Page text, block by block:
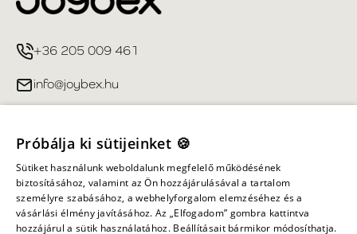
+36 205 009 461
info@joybex.hu
Fiókom
Információ
Próbálja ki sütijeinket 🍪
Sütiket használunk weboldalunk megfelelő működésének
biztosításához, valamint az Ön hozzájárulásával a tartalom
személyre szabásához, a webhelyforgalom elemzéséhez és a
vásárlási élmény javításához. Az „Elfogadom” gombra kattintva
hozzájárul a sütik használatához. Beállításait bármikor módosíthatja.